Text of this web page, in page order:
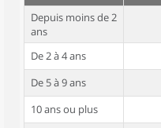
Depuis moins de 2
ans
De 2 à 4 ans
De 5 à 9 ans
10 ans ou plus